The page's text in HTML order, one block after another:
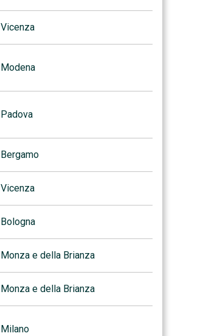
Vicenza
Modena
Padova
Bergamo
Vicenza
Bologna
Monza e della Brianza
Monza e della Brianza
Milano